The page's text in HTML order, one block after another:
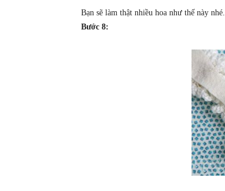
Bạn sẽ làm thật nhiều hoa như thế này nhé.
Bước 8: